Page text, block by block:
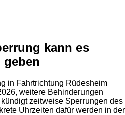
kann es
geben
in Fahrtrichtung Rüdesheim
weitere Behinderungen
zeitweise Sperrungen des
Uhrzeiten dafür werden in der